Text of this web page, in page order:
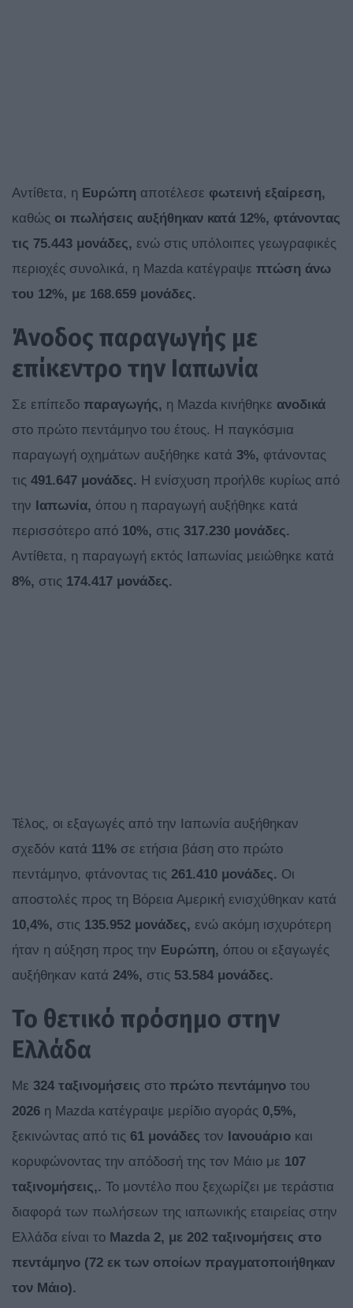
Αντίθετα, η Ευρώπη αποτέλεσε φωτεινή εξαίρεση,
καθώς οι πωλήσεις αυξήθηκαν κατά 12%, φτάνοντας
τις 75.443 μονάδες, ενώ στις υπόλοιπες γεωγραφικές
περιοχές συνολικά, η Mazda κατέγραψε πτώση άνω
του 12%, με 168.659 μονάδες.
Άνοδος παραγωγής με
επίκεντρο την Ιαπωνία
Σε επίπεδο παραγωγής, η Mazda κινήθηκε ανοδικά
στο πρώτο πεντάμηνο του έτους. Η παγκόσμια
παραγωγή οχημάτων αυξήθηκε κατά 3%, φτάνοντας
τις 491.647 μονάδες. Η ενίσχυση προήλθε κυρίως από
την
Ιαπωνία, όπου η παραγωγή αυξήθηκε κατά
περισσότερο από 10%, στις 317.230 μονάδες.
Αντίθετα, η παραγωγή εκτός Ιαπωνίας μειώθηκε κατά
8%, στις 174.417 μονάδες.
Τέλος, οι εξαγωγές από την Ιαπωνία αυξήθηκαν
σχεδόν κατά 11% σε ετήσια βάση στο πρώτο
πεντάμηνο, φτάνοντας τις 261.410 μονάδες. Οι
αποστολές προς τη Βόρεια Αμερική ενισχύθηκαν κατά
10,4%, στις 135.952 μονάδες, ενώ ακόμη ισχυρότερη
ήταν η αύξηση προς την Ευρώπη, όπου οι εξαγωγές
αυξήθηκαν κατά 24%, στις 53.584 μονάδες.
Το θετικό πρόσημο στην
Ελλάδα
Με 324 ταξινομήσεις στο πρώτο πεντάμηνο του
2026 η Mazda κατέγραψε μερίδιο αγοράς 0,5%,
ξεκινώντας από τις 61 μονάδες τον Ιανουάριο και
κορυφώνοντας την απόδοσή της τον Μάιο με 107
ταξινομήσεις,. Το μοντέλο που ξεχωρίζει με τεράστια
διαφορά των πωλήσεων της ιαπωνικής εταιρείας στην
Ελλάδα είναι το Mazda 2, με 202 ταξινομήσεις στο
πεντάμηνο (72 εκ των οποίων πραγματοποιήθηκαν
τον Μάιο).